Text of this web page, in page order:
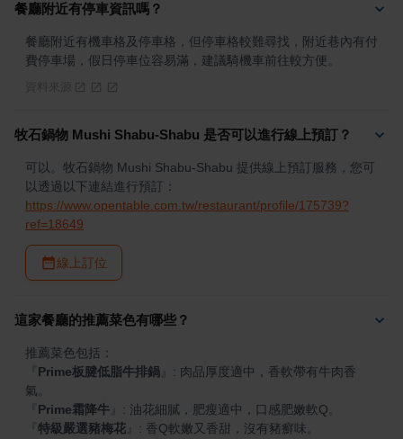
餐廳附近有停車資訊嗎？
餐廳附近有機車格及停車格，但停車格較難尋找，附近巷內有付
費停車場，假日停車位容易滿，建議騎機車前往較方便。
牧石鍋物 Mushi Shabu-Shabu 是否可以進行線上預訂？
可以。牧石鍋物 Mushi Shabu-Shabu 提供線上預訂服務，您可
以透過以下連結進行預訂：
https://www.opentable.com.tw/restaurant/profile/175739?
ref=18649
線上訂位
這家餐廳的推薦菜色有哪些？
Prime板腱低脂牛排鍋
: 肉品厚度適中，香軟帶有牛肉香
Prime霜降牛
特級嚴選豬梅花